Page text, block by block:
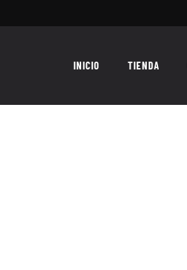
INICIO TIENDA